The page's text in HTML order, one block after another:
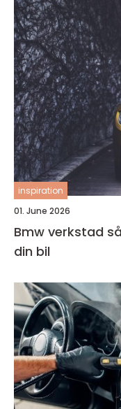
inspiration
01. June 2026
Bmw verkstad så väljer du rätt partner för
din bil